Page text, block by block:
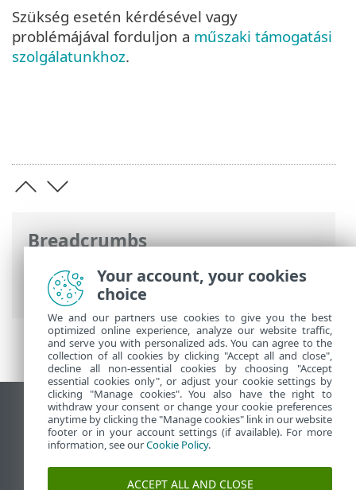
Breadcrumbs
ESET Online súgó>ESET Smart Security
Premium
>Gyakori kérdések
Szükség esetén kérdésével vagy
problémájával forduljon a műszaki támogatási
szolgálatunkhoz.
Asztali webhely megtekintése
End of Life
Az ESET tudásbázisa
ESET Fórum
Your account, your cookies
choice
We and our partners use cookies to give you the best
optimized online experience, analyze our website traffic,
and serve you with personalized ads. You can agree to the
collection of all cookies by clicking "Accept all and close",
decline all non-essential cookies by choosing "Accept
essential cookies only", or adjust your cookie settings by
clicking "Manage cookies". You also have the right to
withdraw your consent or change your cookie preferences
anytime by clicking the "Manage cookies" link in our website
footer or in your account settings (if available). For more
information, see ourCookie Policy.
ACCEPT ALL AND CLOSE